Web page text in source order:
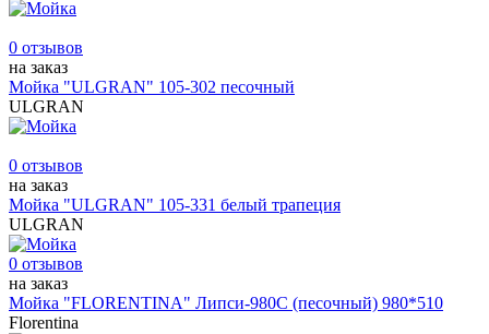
0 отзывов
на заказ
Мойка "ULGRAN" 105-302 песочный
ULGRAN
0 отзывов
на заказ
Мойка "ULGRAN" 105-331 белый трапеция
ULGRAN
0 отзывов
на заказ
Мойка "FLORENTINA" Липси-980С (песочный) 980*510
Florentina